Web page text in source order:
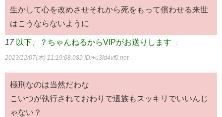
生かして心を改めさせそれから死をもって償わせる来世
はこうならないように
17 以下、？ちゃんねるからVIPがお送りします ：
2023/12/07(木) 11:19:08.089 ID:+u3Id4vf0.net
極刑なのは当然だわな
こいつが執行されておわりで遺族もスッキリでいいんじ
ゃない？